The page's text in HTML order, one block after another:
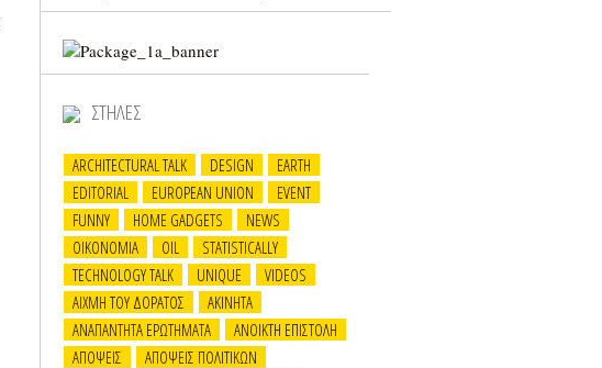
ΣΤΗΛΕΣ
ARCHITECTURAL TALK DESIGN
EARTH
EDITORIAL
EUROPEAN UNION
EVENT
FUNNY
HOME GADGETS
NEWS
OIKONOMIA
OIL
STATISTICALLY
TECHNOLOGY TALK
UNIQUE
VIDEOS
ΑΙΧΜΗ ΤΟΥ ΔΟΡΑΤΟΣ
ΑΚΙΝΗΤΑ
ΑΝΑΠΑΝΤΗΤΑ ΕΡΩΤΗΜΑΤΑ
ΑΝΟΙΚΤΗ ΕΠΙΣΤΟΛΗ
ΑΠΟΨΕΙΣ
ΑΠΟΨΕΙΣ ΠΟΛΙΤΙΚΩΝ